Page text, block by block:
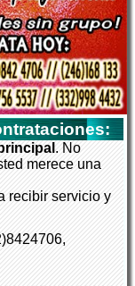
. No
merece una
recibir servicio y